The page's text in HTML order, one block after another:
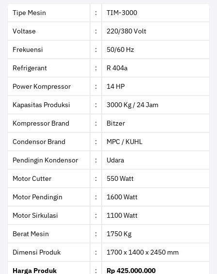
Tipe Mesin : TIM-3000
Voltase : 220/380 Volt
Frekuensi : 50/60 Hz
Refrigerant : R 404a
Power Kompressor : 14 HP
Kapasitas Produksi : 3000 Kg / 24 Jam
Kompressor Brand : Bitzer
Condensor Brand : MPC / KUHL
Pendingin Kondensor : Udara
Motor Cutter : 550 Watt
Motor Pendingin : 1600 Watt
Motor Sirkulasi : 1100 Watt
Berat Mesin : 1750 Kg
Dimensi Produk : 1700 x 1400 x 2450 mm
Harga Produk : Rp 425.000.000